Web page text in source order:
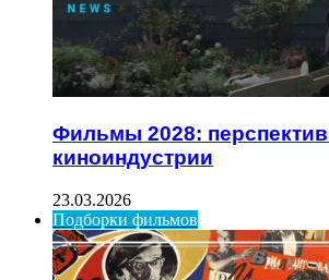
Фильмы 2028:
киноиндустрии
23.03.2026
Подборки фильмов